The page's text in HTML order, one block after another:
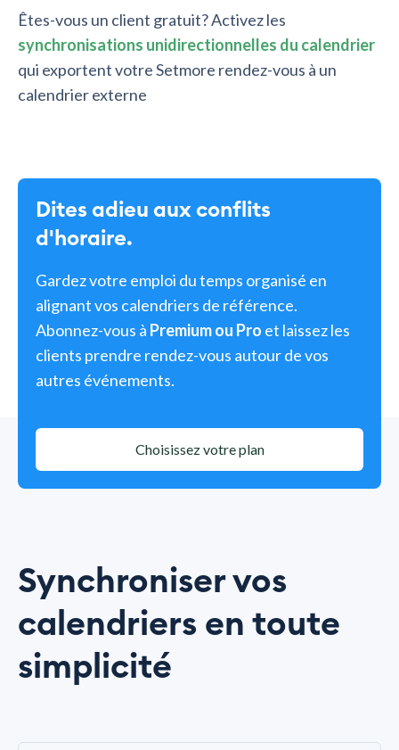
Êtes-vous un client gratuit? Activez les
synchronisations unidirectionnelles du calendrier
qui exportent votre Setmore rendez-vous à un
calendrier externe
Dites adieu aux conflits
d'horaire.
Gardez votre emploi du temps organisé en
alignant vos calendriers de référence.
Abonnez-vous à Premium ou Pro et laissez les
clients prendre rendez-vous autour de vos
autres événements.
Choisissez votre plan
Synchroniser vos
calendriers en toute
simplicité